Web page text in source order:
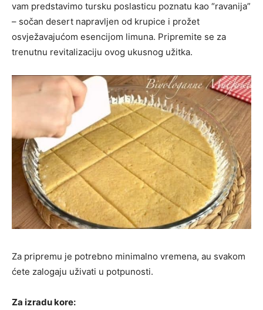
vam predstavimo tursku poslasticu poznatu kao “ravanija”
– sočan desert napravljen od krupice i prožet
osvježavajućom esencijom limuna. Pripremite se za
trenutnu revitalizaciju ovog ukusnog užitka.
Za pripremu je potrebno minimalno vremena, au svakom
ćete zalogaju uživati ​​u potpunosti.
Za izradu kore: